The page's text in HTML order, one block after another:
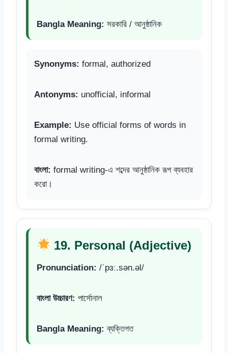
Bangla Meaning: সরকারি / আনুষ্ঠানিক
Synonyms: formal, authorized
Antonyms: unofficial, informal
Example: Use official forms of words in
formal writing.
বাংলা: formal writing-এ শব্দের আনুষ্ঠানিক রূপ ব্যবহার
করো।
19. Personal (Adjective)
Pronunciation: /ˈpɜː.sən.əl/
বাংলা উচ্চারণ: পার্সোনাল
Bangla Meaning: ব্যক্তিগত